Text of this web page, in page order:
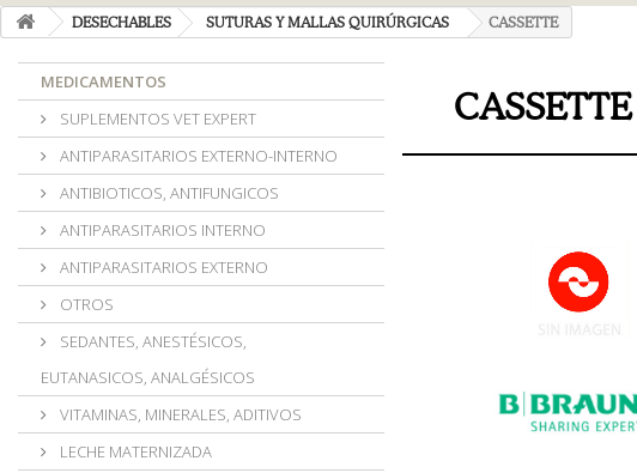
DESECHABLES SUTURAS Y MALLAS QUIRÚRGICAS CASSETTE
MEDICAMENTOS
SUPLEMENTOS VET EXPERT
ANTIPARASITARIOS EXTERNO-INTERNO
ANTIBIOTICOS, ANTIFUNGICOS
ANTIPARASITARIOS INTERNO
ANTIPARASITARIOS EXTERNO
OTROS
SEDANTES, ANESTÉSICOS,
EUTANASICOS, ANALGÉSICOS
VITAMINAS, MINERALES, ADITIVOS
LECHE MATERNIZADA
CASSETTE